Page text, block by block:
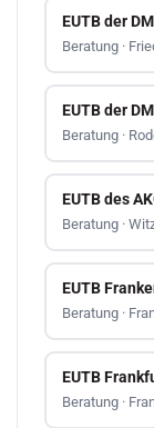
EUTB der
Beratung ·
EUTB der
Beratung ·
EUTB des
Beratung ·
EUTB
Beratung ·
EUTB
Beratung ·